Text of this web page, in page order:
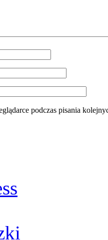
podczas pisania